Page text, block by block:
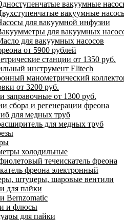
вакуумные
вакуумные
для вакуумной инфузии
для вакуумных
для вакуумных насосов
от 5900 рублей
станции от 1350 руб.
инструмент Elitech
манометрический
от 3200 руб.
заправочные от 1300 руб.
сбора и регенерации фреона
для медных труб
для медных труб
холодильные
течеискатель фреона
фреона электронный
штуцеры, шаровые вентили
для пайки
Bernzomatic
и флюсы
для пайки